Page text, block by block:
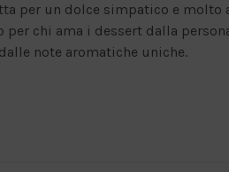
per un dolce simpatico e molto
chi ama i dessert dalla
note aromatiche uniche.